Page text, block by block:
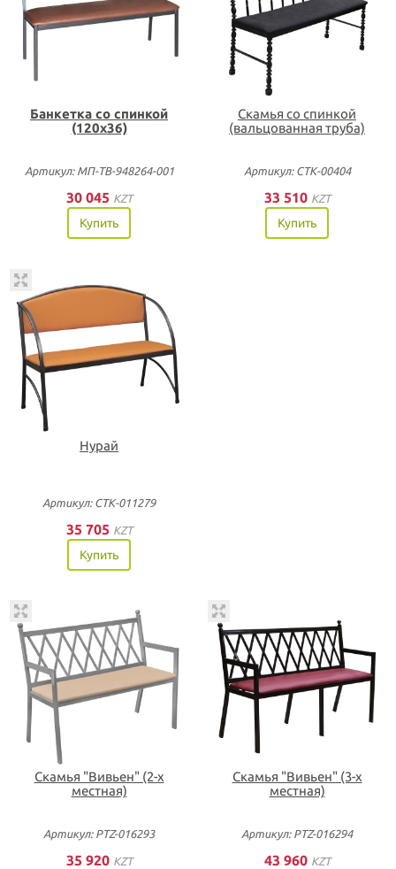
Банкетка со спинкой
(120х36)
Артикул: МП-ТВ-948264-001
30 045 KZT
Купить
Скамья со спинкой
(вальцованная труба)
Артикул: СТК-00404
33 510 KZT
Купить
Нурай
Артикул: СТК-011279
35 705 KZT
Купить
Скамья "Вивьен" (2-х
местная)
Артикул: PTZ-016293
35 920 KZT
Скамья "Вивьен" (3-х
местная)
Артикул: PTZ-016294
43 960 KZT